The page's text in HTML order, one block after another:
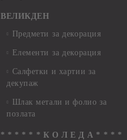
ВЕЛИКДЕН
Предмети за декорация
Елементи за декорация
Салфетки и хартии за
декупаж
Шлак метали и фолио за
позлата
* * * * * * К О Л Е Д А * * * *